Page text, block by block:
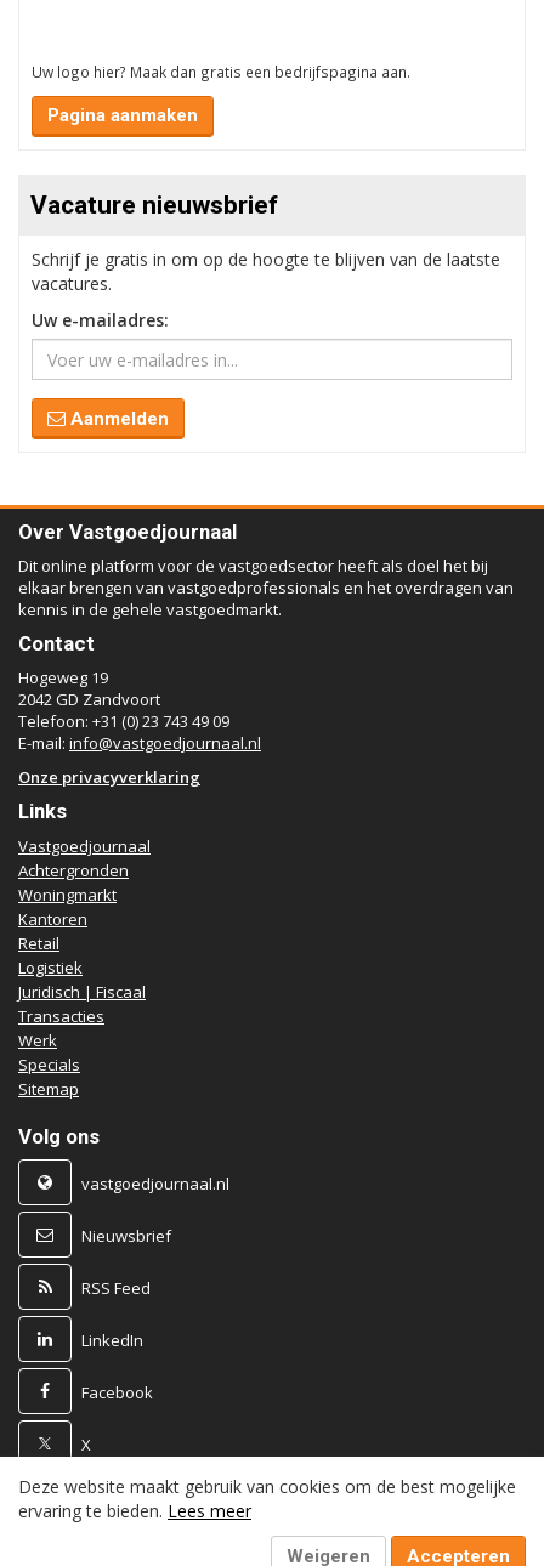
Uw logo hier? Maak dan gratis een bedrijfspagina aan.
Pagina aanmaken
Vacature nieuwsbrief
Schrijf je gratis in om op de hoogte te blijven van de laatste
vacatures.
Uw e-mailadres:
Aanmelden
Over Vastgoedjournaal
Dit online platform voor de vastgoedsector heeft als doel het bij
elkaar brengen van vastgoedprofessionals en het overdragen van
kennis in de gehele vastgoedmarkt.
Contact
Hogeweg 19
2042 GD Zandvoort
Telefoon: +31 (0) 23 743 49 09
E-mail: info@vastgoedjournaal.nl
Onze privacyverklaring
Links
Vastgoedjournaal
Achtergronden
Woningmarkt
Kantoren
Retail
Logistiek
Juridisch | Fiscaal
Transacties
Werk
Specials
Sitemap
Volg ons
vastgoedjournaal.nl
Nieuwsbrief
RSS Feed
LinkedIn
Facebook
X
Powered by
Deze website maakt gebruik van cookies om de best mogelijke
ervaring te bieden. Lees meer
Weigeren Accepteren